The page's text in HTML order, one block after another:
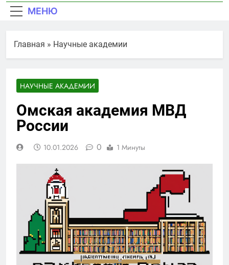
МЕНЮ
Главная » Научные академии
НАУЧНЫЕ АКАДЕМИИ
Омская академия МВД
России
10.01.2026 0 1 Минуты